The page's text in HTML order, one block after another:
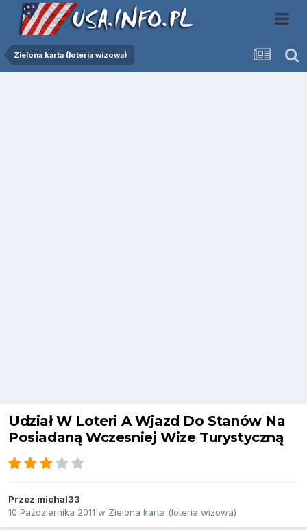
Zielona karta (loteria wizowa)
Udział W Loteri A Wjazd Do Stanów Na
Posiadaną Wczesniej Wize Turystyczną
Przez michal33
10 Października 2011 w Zielona karta (loteria wizowa)